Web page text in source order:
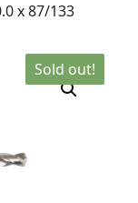
x 87/133
Sold out!